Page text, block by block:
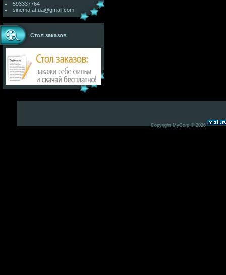
593337764
sinema.at.ua@gmail.com
Стол заказов
Copyright MyCorp © 2026